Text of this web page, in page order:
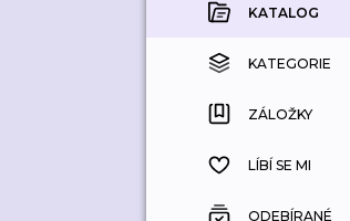
KOUPENÉ
KATEGORIE
ZÁLOŽKY
HISTORIE
KATALOG
KATEGORIE
ZÁLOŽKY
LÍBÍ SE MI
ODEBÍRANÉ